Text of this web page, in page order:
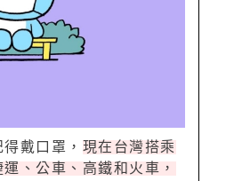
戴口罩， 現在台灣搭乘
、公車、高鐵和火車，